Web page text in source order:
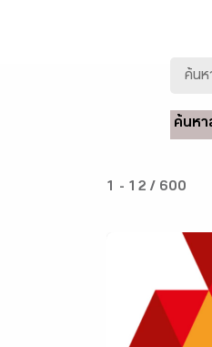
ค้นหา
1 - 12 / 600